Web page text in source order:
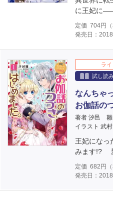
に王妃に
定価 704円
発売日：
ラ
試し読
なんちゃ
お伽話の
著者 汐邑 雛
イラスト 武
王妃になっ
みます!?
定価 682 円
発売日：